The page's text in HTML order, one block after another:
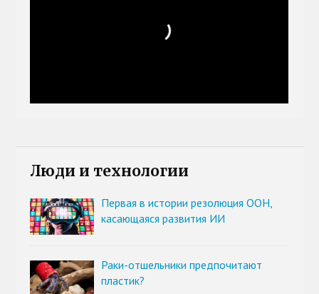
Люди и технологии
Первая в истории резолюция ООН,
касающаяся развития ИИ
Раки-отшельники предпочитают
пластик?